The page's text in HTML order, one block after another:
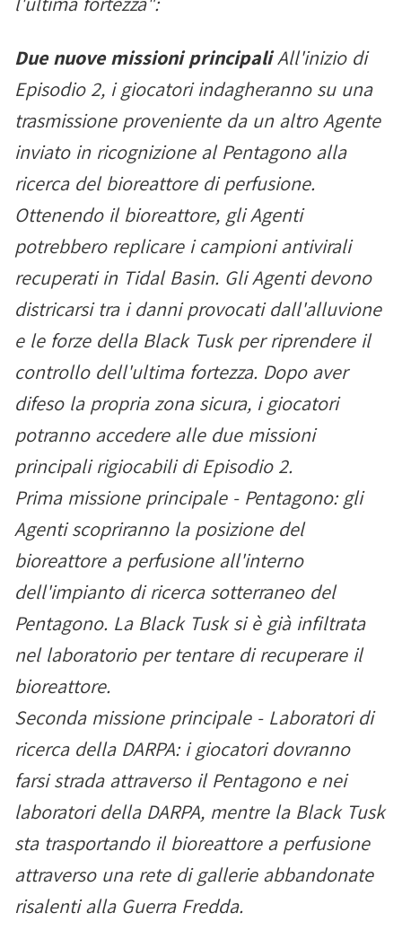
Due nuove missioni principaliAll'inizio di
Episodio 2, i giocatori indagheranno su una
trasmissione proveniente da un altro Agente
inviato in ricognizione al Pentagono alla
ricerca del bioreattore di perfusione.
Ottenendo il bioreattore, gli Agenti
potrebbero replicare i campioni antivirali
recuperati in Tidal Basin. Gli Agenti devono
districarsi tra i danni provocati dall'alluvione
e le forze della Black Tusk per riprendere il
controllo dell'ultima fortezza. Dopo aver
difeso la propria zona sicura, i giocatori
potranno accedere alle due missioni
principali rigiocabili di Episodio 2.
Prima missione principale - Pentagono: gli
Agenti scopriranno la posizione del
bioreattore a perfusione all'interno
dell'impianto di ricerca sotterraneo del
Pentagono. La Black Tusk si è già infiltrata
nel laboratorio per tentare di recuperare il
bioreattore.
Seconda missione principale - Laboratori di
ricerca della DARPA: i giocatori dovranno
farsi strada attraverso il Pentagono e nei
laboratori della DARPA, mentre la Black Tusk
sta trasportando il bioreattore a perfusione
attraverso una rete di gallerie abbandonate
risalenti alla Guerra Fredda.